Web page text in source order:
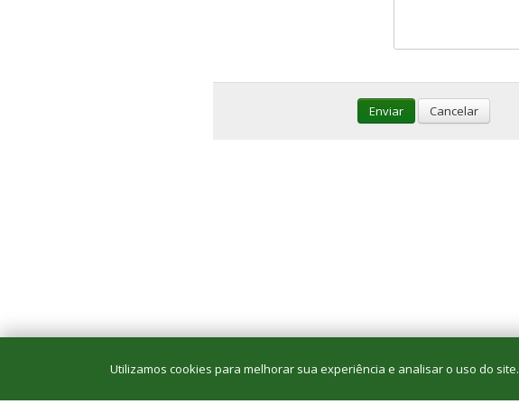
Utilizamos cookies para melhorar sua experiência e analisar o uso do site.
Enviar Cancelar